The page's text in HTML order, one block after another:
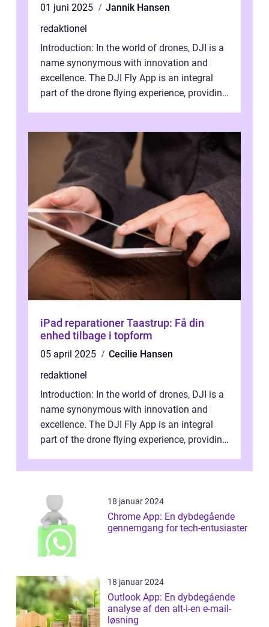
01 juni 2025
Jannik Hansen
redaktionel
Introduction: In the world of drones, DJI is a
name synonymous with innovation and
excellence. The DJI Fly App is an integral
part of the drone flying experience, providing
iPad reparationer Taastrup: Få din
enhed tilbage i topform
05 april 2025
Cecilie Hansen
redaktionel
Introduction: In the world of drones, DJI is a
name synonymous with innovation and
excellence. The DJI Fly App is an integral
part of the drone flying experience, providing
18 januar 2024
Chrome App: En dybdegående
gennemgang for tech-entusiaster
18 januar 2024
Outlook App: En dybdegående
analyse af den alt-i-en e-mail-
løsning